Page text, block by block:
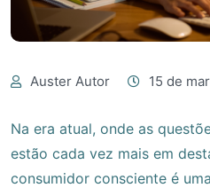
Auster Autor 15 de
Na era atual, onde as
estão cada vez mais em
consumidor consciente é